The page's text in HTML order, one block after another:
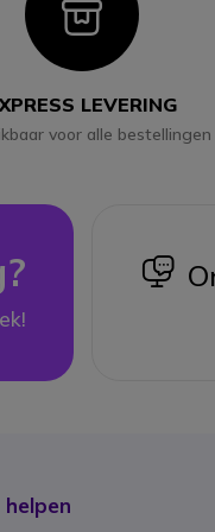
Icon
LEVERING
voor alle bestellingen